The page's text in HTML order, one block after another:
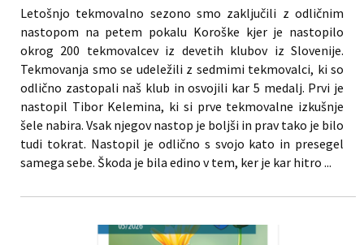
Letošnjo tekmovalno sezono smo zaključili z odličnim
nastopom na petem pokalu Koroške kjer je nastopilo
okrog 200 tekmovalcev iz devetih klubov iz Slovenije.
Tekmovanja smo se udeležili z sedmimi tekmovalci, ki so
odlično zastopali naš klub in osvojili kar 5 medalj. Prvi je
nastopil Tibor Kelemina, ki si prve tekmovalne izkušnje
šele nabira. Vsak njegov nastop je boljši in prav tako je bilo
tudi tokrat. Nastopil je odlično s svojo kato in presegel
samega sebe. Škoda je bila edino v tem, ker je kar hitro ...